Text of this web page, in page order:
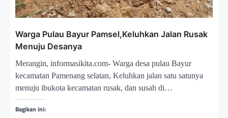
Warga Pulau Bayur Pamsel,Keluhkan Jalan Rusak
Menuju Desanya
Merangin, informasikita.com- Warga desa pulau Bayur
kecamatan Pamenang selatan, Keluhkan jalan satu satunya
menuju ibukota kecamatan rusak, dan susah di…
Bagikan ini: